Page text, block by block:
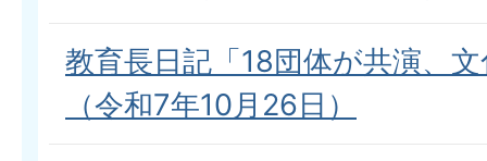
教育長日記「18団体が共演、
（令和7年10月26日）